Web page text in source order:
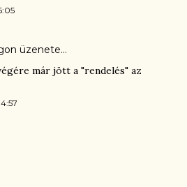
üzenete…
már jött a "rendelés" az